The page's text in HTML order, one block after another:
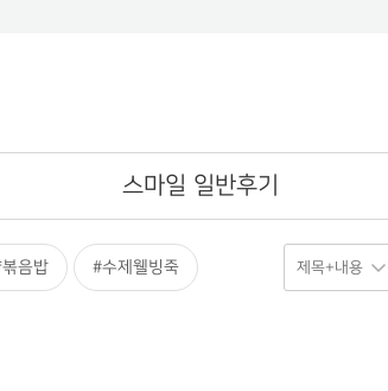
스마일 일반후기
음밥 #수제웰빙죽